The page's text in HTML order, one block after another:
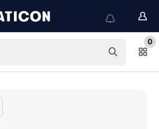
0